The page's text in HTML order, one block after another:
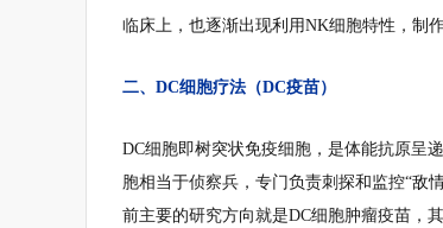
临床上，也逐渐出现利用NK细胞特性，制
二、DC细胞疗法（DC疫苗）
DC细胞即树突状免疫细胞，是体能抗原呈
胞相当于侦察兵，专门负责刺探和监控“敌
前主要的研究方向就是DC细胞肿瘤疫苗，